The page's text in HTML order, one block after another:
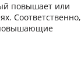
повышает или
Соответственно,